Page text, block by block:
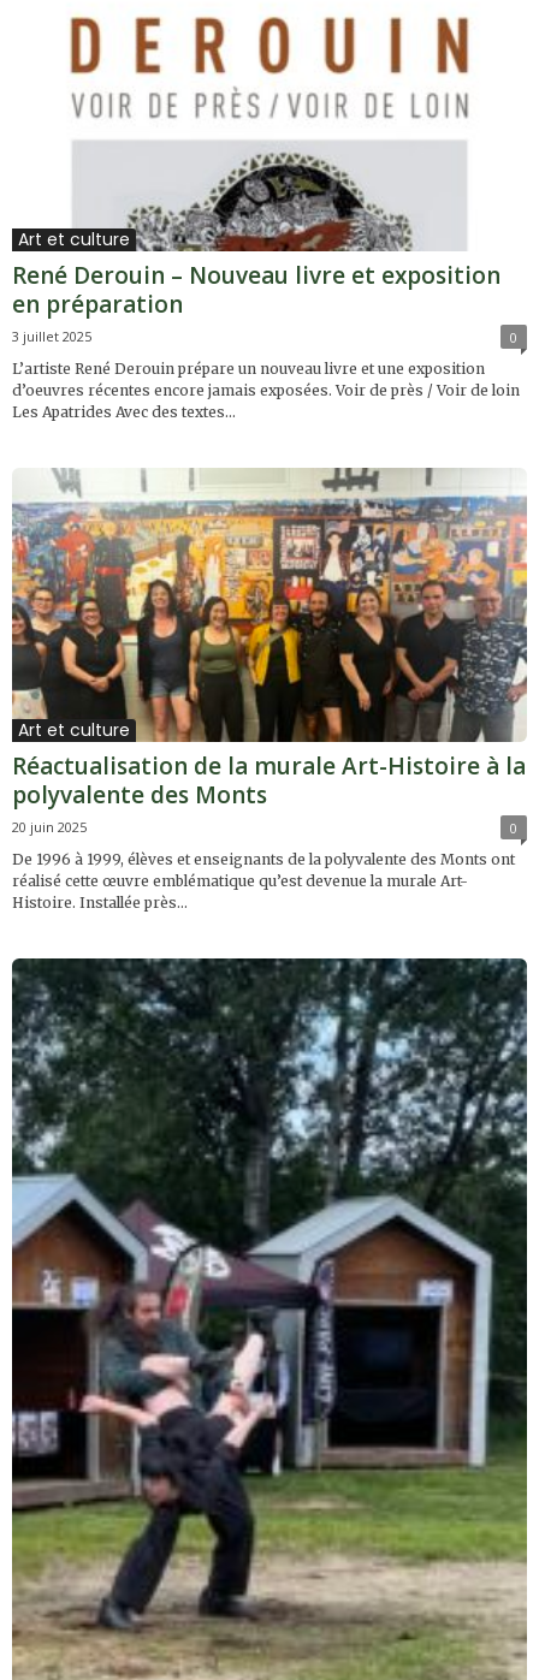
Art et culture
René Derouin – Nouveau livre et exposition
en préparation
3 juillet 2025
0
L’artiste René Derouin prépare un nouveau livre et une exposition
d’oeuvres récentes encore jamais exposées. Voir de près / Voir de loin
Les Apatrides Avec des textes...
Art et culture
Réactualisation de la murale Art-Histoire à la
polyvalente des Monts
20 juin 2025
0
De 1996 à 1999, élèves et enseignants de la polyvalente des Monts ont
réalisé cette œuvre emblématique qu’est devenue la murale Art-
Histoire. Installée près...